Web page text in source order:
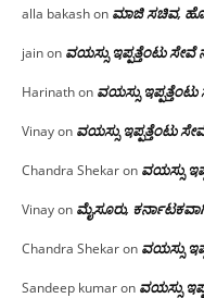
alla bakashon ಮಾಜಿ ಸಚಿವ,
jainon ವಯಸ್ಸು ಇಪ್ಪತ್ತೆಂಟು ಸೇವೆ
Harinathon ವಯಸ್ಸು
Vinayon ವಯಸ್ಸು ಇಪ್ಪತ್ತೆಂಟು
Chandra Shekaron ವಯಸ್ಸು
Vinayon ಮೈಸೂರು,
Chandra Shekaron ವಯಸ್ಸು
Sandeep kumaron ವಯಸ್ಸು